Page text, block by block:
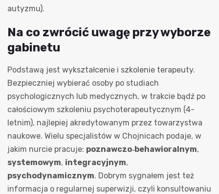
autyzmu).
Na co zwrócić uwagę przy wyborze
gabinetu
Podstawą jest wykształcenie i szkolenie terapeuty.
Bezpieczniej wybierać osoby po studiach
psychologicznych lub medycznych, w trakcie bądź po
całościowym szkoleniu psychoterapeutycznym (4-
letnim), najlepiej akredytowanym przez towarzystwa
naukowe. Wielu specjalistów w Chojnicach podaje, w
jakim nurcie pracuje: poznawczo‑behawioralnym,
systemowym, integracyjnym,
psychodynamicznym. Dobrym sygnałem jest też
informacja o regularnej superwizji, czyli konsultowaniu